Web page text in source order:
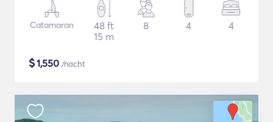
Catamaran
48 ft
15 m
8 4 4
$1,550 /nacht